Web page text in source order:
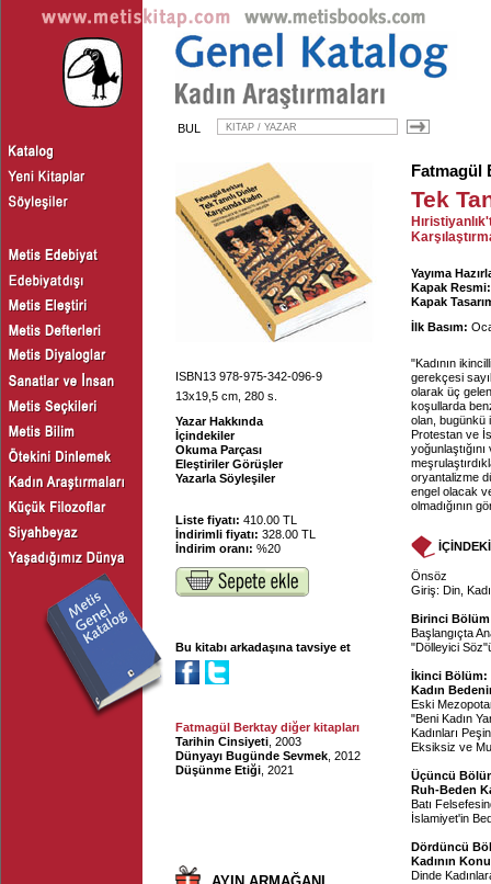
BUL
ISBN13 978-975-342-096-9
13x19,5 cm, 280 s.
Yazar Hakkında
İçindekiler
Okuma Parçası
Eleştiriler Görüşler
Yazarla Söyleşiler
Liste fiyatı: 410.00 TL
İndirimli fiyatı: 328.00 TL
İndirim oranı: %20
Bu kitabı arkadaşına tavsiye et
Fatmagül Berktay diğer kitapları
Tarihin Cinsiyeti , 2003
Dünyayı Bugünde Sevmek , 2012
Düşünme Etiği , 2021
Fatmagül
Tek
Yayıma
Kapak Resmi:
Kapak
İlk Basım:
"Kadının
gerekçesi
olarak üç
koşullarda
olan, bugünkü
Protestan ve
oryantalizme
engel olacak
olmadığının
Önsöz
Giriş: Din,
Birinci
Başlangıçta
"Dölleyici
İkinci Bölüm:
Kadın
Eski
"Beni Kadın
Kadınları
Eksiksiz ve
Üçüncü
Ruh-Beden
Batı
İslamiyet'in
Dördüncü
Kadının
Dinde